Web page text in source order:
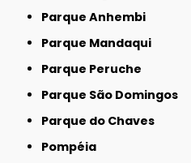
Parque Anhembi
Parque Mandaqui
Parque Peruche
Parque São Domingos
Parque do Chaves
Pompéia